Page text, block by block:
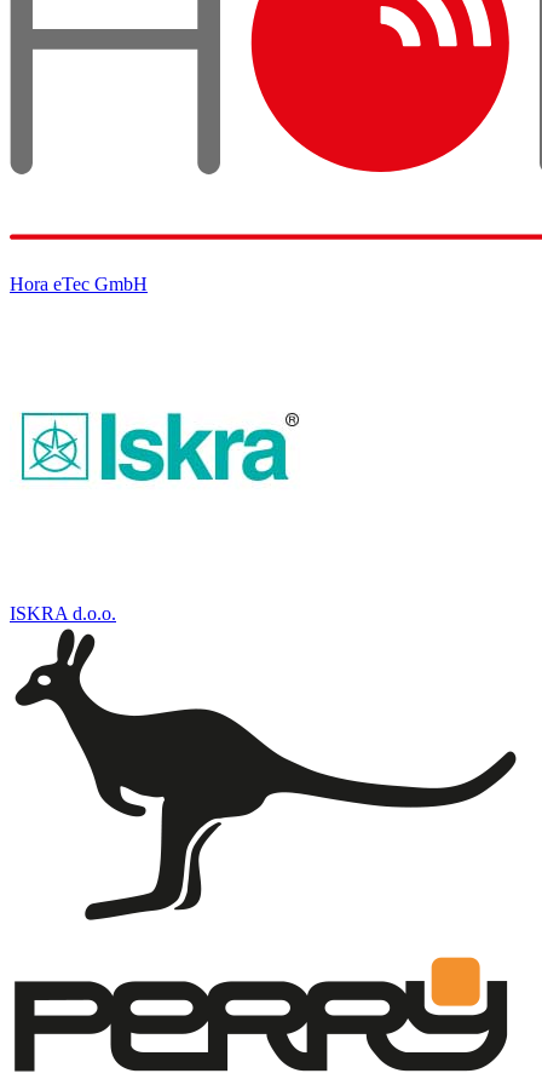
Hora eTec GmbH
ISKRA d.o.o.